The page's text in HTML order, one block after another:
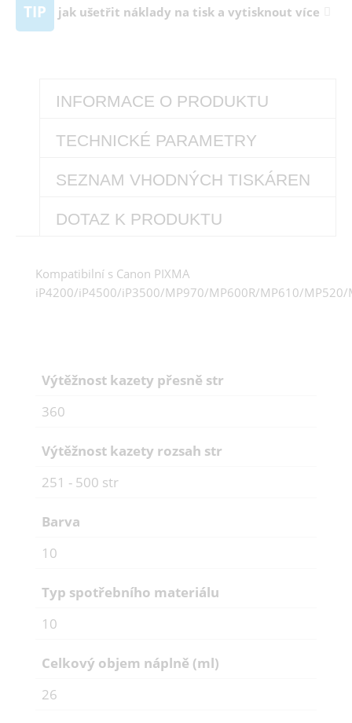
TIP jak ušetřit náklady na tisk a vytisknout více
INFORMACE O PRODUKTU
TECHNICKÉ PARAMETRY
SEZNAM VHODNÝCH TISKÁREN
DOTAZ K PRODUKTU
Kompatibilní s Canon PIXMA
iP4200/iP4500/iP3500/MP970/MP600R/MP610/
Výtěžnost kazety přesně str
360
Výtěžnost kazety rozsah str
251 - 500 str
Barva
10
Typ spotřebního materiálu
10
Celkový objem náplně (ml)
26